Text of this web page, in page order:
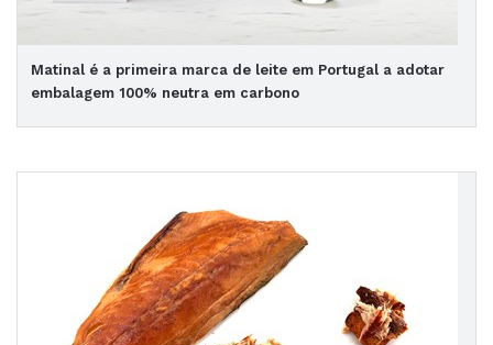
Matinal é a primeira marca de leite em Portugal a adotar
embalagem 100% neutra em carbono